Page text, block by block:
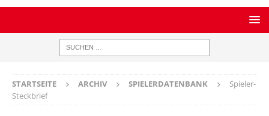
STARTSEITE ARCHIV SPIELERDATENBANK
Spieler-
Steckbrief